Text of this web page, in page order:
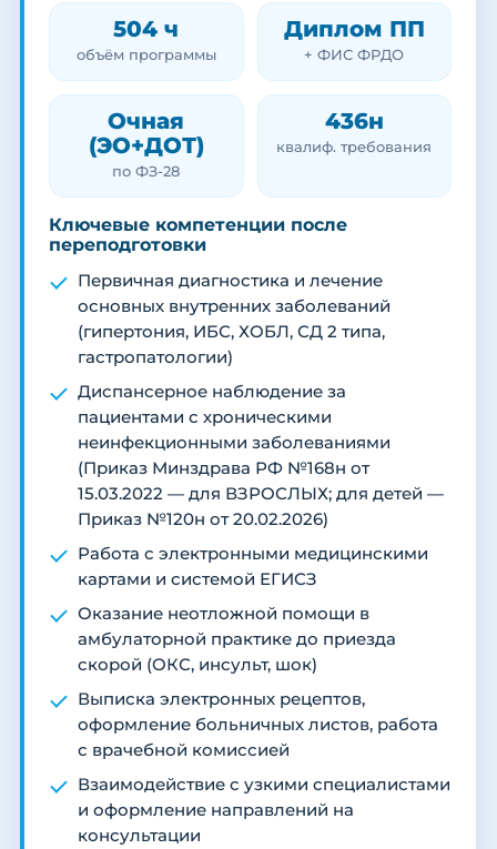
504 ч
объём программы
Диплом ПП
+ ФИС ФРДО
Очная
(ЭО+ДОТ)
по ФЗ-28
436н
квалиф. требования
Ключевые компетенции после
переподготовки
Первичная диагностика и лечение
основных внутренних заболеваний
(гипертония, ИБС, ХОБЛ, СД 2 типа,
гастропатологии)
Диспансерное наблюдение за
пациентами с хроническими
неинфекционными заболеваниями
(Приказ Минздрава РФ №168н от
15.03.2022 — для ВЗРОСЛЫХ; для детей —
Приказ №120н от 20.02.2026)
Работа с электронными медицинскими
картами и системой ЕГИСЗ
Оказание неотложной помощи в
амбулаторной практике до приезда
скорой (ОКС, инсульт, шок)
Выписка электронных рецептов,
оформление больничных листов, работа
с врачебной комиссией
Взаимодействие с узкими специалистами
и оформление направлений на
консультации